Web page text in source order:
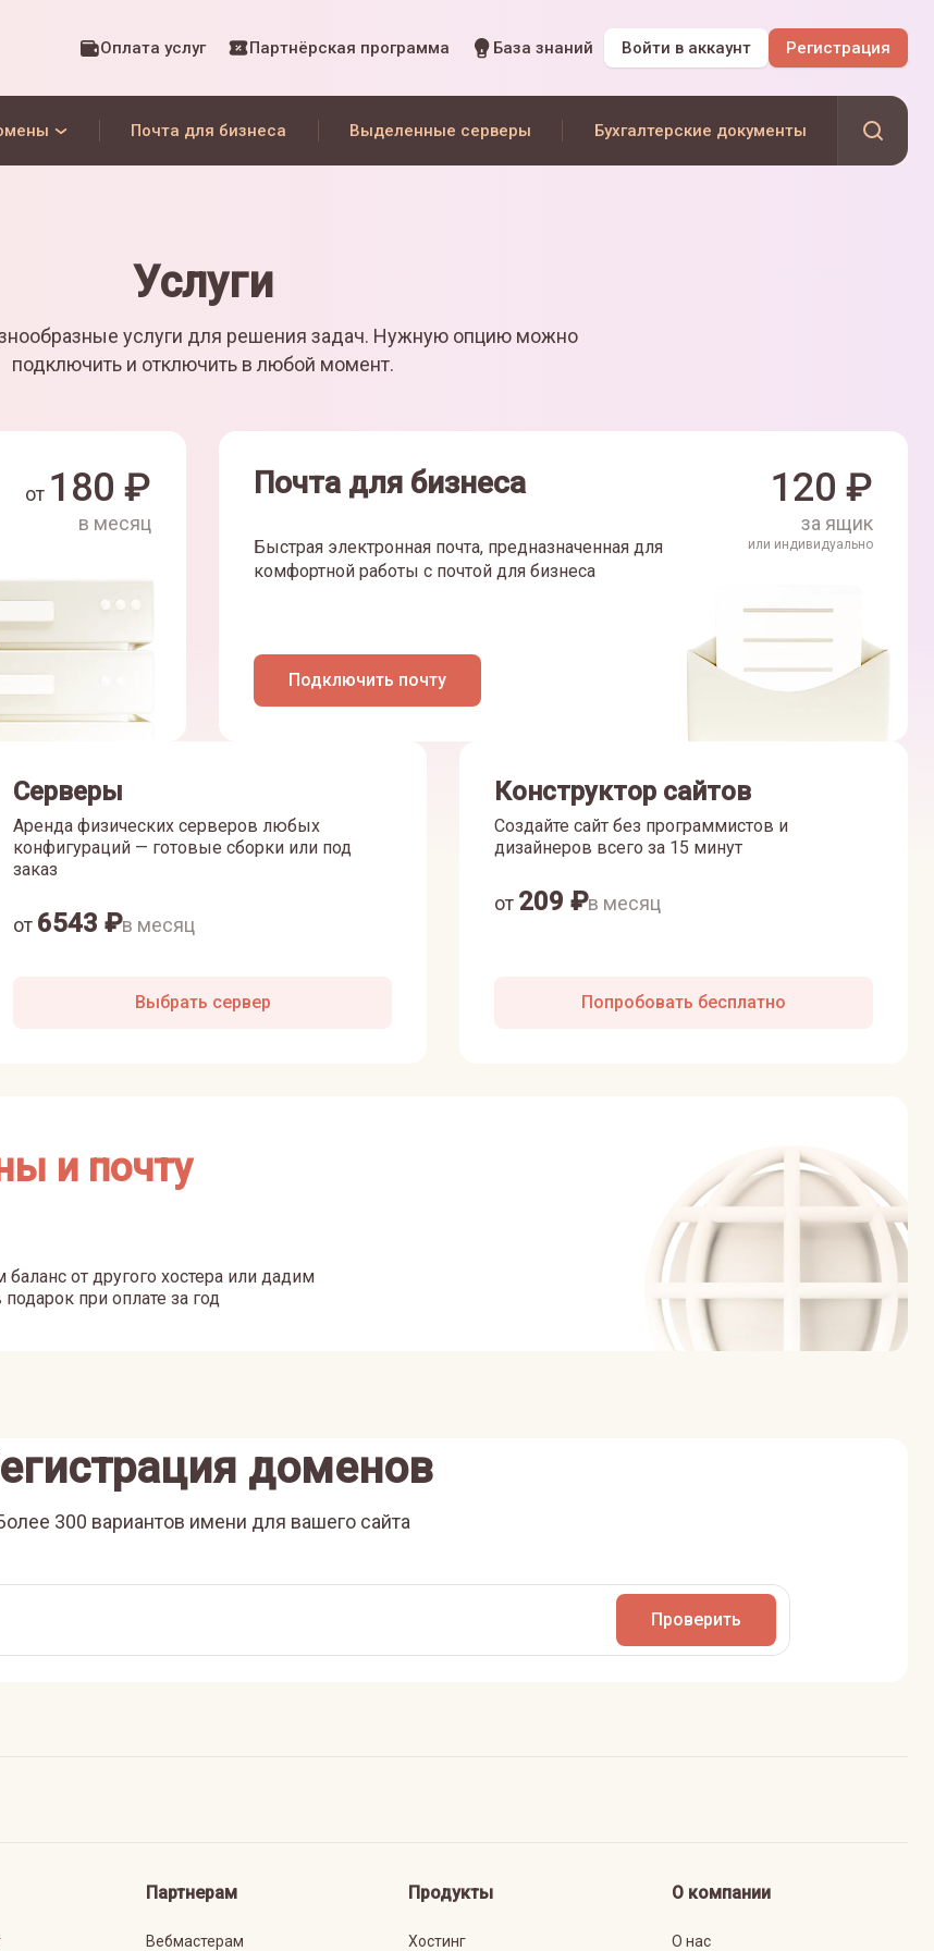
Оплата услуг Партнёрская программа База знаний Войти в аккаунт Регистрация
Почта для бизнеса Выделенные серверы Бухгалтерские документы
Услуги
услуги для решения задач. Нужную опцию можно
подключить и отключить в любой момент.
от 180 ₽
в месяц
Почта для бизнеса
Быстрая электронная почта, предназначенная для
комфортной работы с почтой для бизнеса
Подключить почту
120 ₽
за ящик
или индивидуально
Серверы
Аренда физических серверов любых
конфигураций — готовые сборки или под
заказ
от 6543 ₽в месяц
Выбрать сервер
Конструктор сайтов
Создайте сайт без программистов и
дизайнеров всего за 15 минут
от 209 ₽в месяц
Попробовать бесплатно
и почту
от другого хостера или дадим
при оплате за год
доменов
300 вариантов имени для вашего сайта
Проверить
Партнерам
Вебмастерам
Продукты
Хостинг
О компании
О нас